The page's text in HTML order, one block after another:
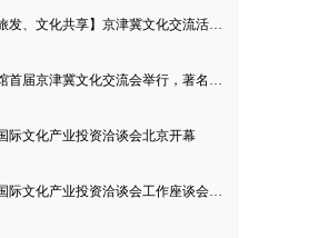
【助力旅发、文化共享】京津冀文化交流活动圆满举行
渔阳宾馆首届京津冀文化交流会举行，著名书画家李关生成焦点
际文化产业投资洽谈会北京开幕
第三届国际文化产业投资洽谈会工作座谈会暨新闻发布会召开